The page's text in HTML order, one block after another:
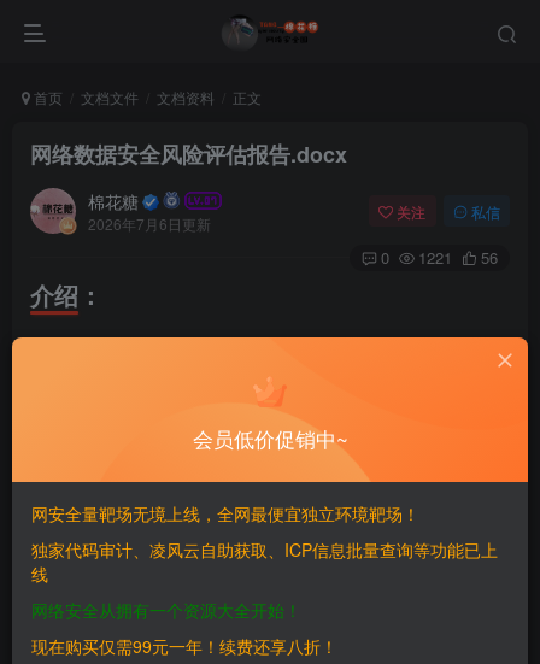
首页 文档文件 文档资料 正文
网络数据安全风险评估报告.docx
棉花糖
2026年7月6日更新
关注 私信
0 1221 56
介绍：
本报告是一份按照《中华人民共和国数据安全法》《中
华人民共和国个人信息保护法》《网络数据安全管理条例》
告系统梳理了被评估单位（网络数据处理者）的基本情况、
（涵盖收集、存储、使用、加工、传输、提供、公开、删
除、出境及委托/共同处理等环节），并从数据安全管理、数
据处理活动、数据安全技术及个人信息保护四个维度全面识
别潜在风险。报告内容结构完整，包含评估概述、工作实施
会员低价促销中~
网安全量靶场无境上线，全网最便宜独立环境靶场！
独家代码审计、凌风云自助获取、ICP信息批量查询等功能已上
线
网络安全从拥有一个资源大全开始！
现在购买仅需99元一年！续费还享八折！